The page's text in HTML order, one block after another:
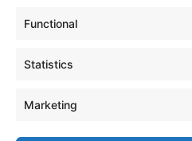
Functional
Statistics
Marketing